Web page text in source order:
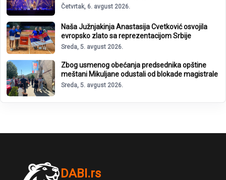
Četvrtak, 6. avgust 2026.
Naša Južnjakinja Anastasija Cvetković osvojila
evropsko zlato sa reprezentacijom Srbije
Sreda, 5. avgust 2026.
Zbog usmenog obećanja predsednika opštine
meštani Mikuljane odustali od blokade magistrale
Sreda, 5. avgust 2026.
DABI.rs